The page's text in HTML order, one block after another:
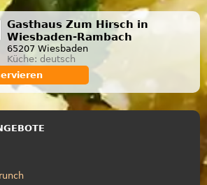
Gasthaus Zum Hirsch in
Wiesbaden-Rambach
65207 Wiesbaden
Küche: deutsch